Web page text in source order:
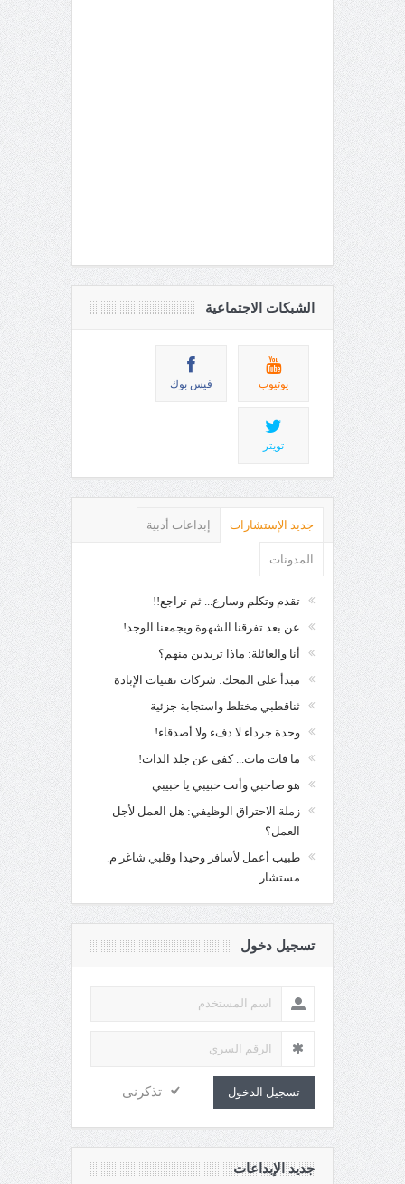
الشبكات الاجتماعية
يوتيوب فيس بوك
تويتر
جديد الإستشارات إبداعات أدبية
المدونات
تقدم وتكلم وسارع... ثم تراجع!!
عن بعد تفرقنا الشهوة ويجمعنا الوجد!
أنا والعائلة: ماذا تريدين منهم؟
مبدأ على المحك: شركات تقنيات الإبادة
ثناقطبي مختلط واستجابة جزئية
وحدة جرداء لا دفء ولا أصدقاء!
ما فات مات... كفي عن جلد الذات!
هو صاحبي وأنت حبيبي يا حبيبي
زملة الاحتراق الوظيفي: هل العمل لأجل
العمل؟
طبيب أعمل لأسافر وحيدا وقلبي شاغر م.
مستشار
تسجيل دخول
تسجيل الدخول تذكرنى
جديد الإبداعات